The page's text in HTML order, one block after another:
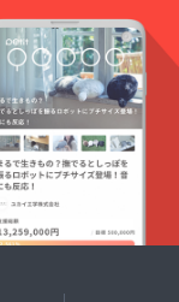
ご対応
は検討
してお
りませ
ん。予
めご了
承くだ
さいま
せ。